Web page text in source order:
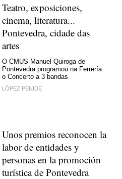
Teatro, exposiciones,
cinema, literatura...
Pontevedra, cidade das
artes
O CMUS Manuel Quiroga de
Pontevedra programou na Ferrería
o Concerto a 3 bandas
LÓPEZ PENIDE
Unos premios reconocen la
labor de entidades y
personas en la promoción
turística de Pontevedra